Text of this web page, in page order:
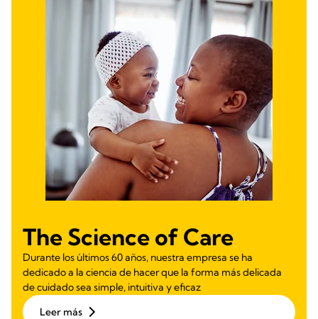
The Science of Care
Durante los últimos 60 años, nuestra empresa se ha
dedicado a la ciencia de hacer que la forma más delicada
de cuidado sea simple, intuitiva y eficaz
Leer más